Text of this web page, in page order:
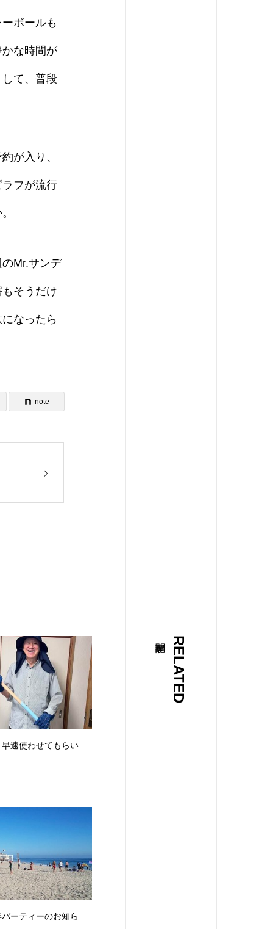
ボールも
な時間が
て、普段
が入り、
フが流行
Mr.サンデ
そうだけ
なったら
note
RELATED
速使わせてもらい
ーティーのお知ら